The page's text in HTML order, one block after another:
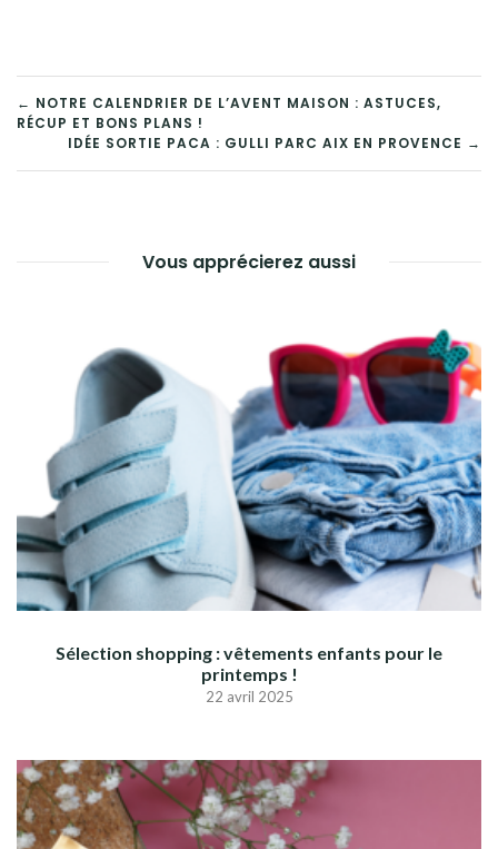
← NOTRE CALENDRIER DE L’AVENT MAISON : ASTUCES,
RÉCUP ET BONS PLANS !
IDÉE SORTIE PACA : GULLI PARC AIX EN PROVENCE →
Vous apprécierez aussi
Sélection shopping : vêtements enfants pour le
printemps !
22 avril 2025